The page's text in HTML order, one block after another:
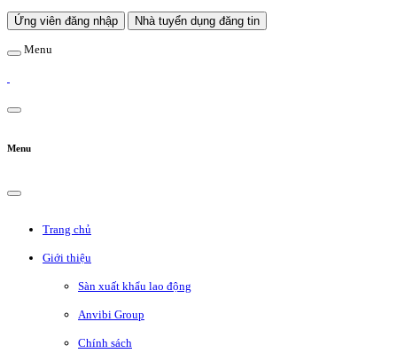
Ứng viên đăng nhập Nhà tuyển dụng đăng tin
Menu
Menu
Trang chủ
Giới thiệu
Sàn xuất khẩu lao động
Anvibi Group
Chính sách